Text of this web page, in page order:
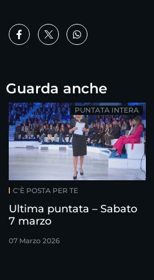
Guarda anche
C'È POSTA PER TE
Ultima puntata – Sabato
7 marzo
07 Marzo 2026
PUNTATA INTERA